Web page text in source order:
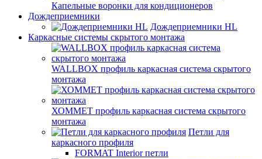
Капельные воронки для кондиционеров
Дождеприемники
Дождеприемники HL
Каркасные системы скрытого монтажа
WALLBOX профиль каркасная система скрытого
монтажа
ХОММЕТ профиль каркасная система скрытого
монтажа
Петли для
каркасного профиля
FORMAT Interior петли